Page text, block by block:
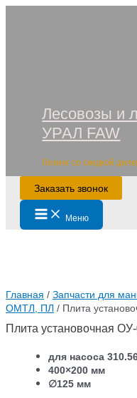
Лесовозы и
УРАЛ FAW
Лизинг со скидкой
Заказать звонок
Main
Menu Меню
Главная / Запчасти для
ОМТЛ, ПЛ / Плита
Плита установочная
для насоса
400×200 мм
∅125 мм